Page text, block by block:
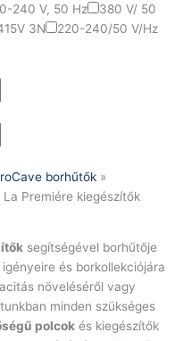
240 V, 50 Hz
380 V/ 50
3N
220-240/50 V/Hz
borhűtők »
La Premiére kiegészítők
segítségével borhűtője
és borkollekciójára
növeléséről vagy
minden szükséges
polcok és kiegészítők